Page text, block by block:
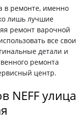
в ремонте, именно
лишь лучшие
ремонт варочной
все свои
детали и
ремонта
центр.
NEFF улица